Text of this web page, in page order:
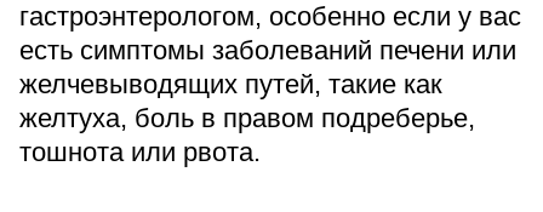
гастроэнтерологом, особенно если у вас
есть симптомы заболеваний печени или
желчевыводящих путей, такие как
желтуха, боль в правом подреберье,
тошнота или рвота.